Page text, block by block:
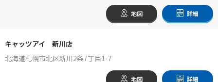
地図 詳細
キャッツアイ 新川店
北海道札幌市北区新川2条7丁目1-7
地図 詳細